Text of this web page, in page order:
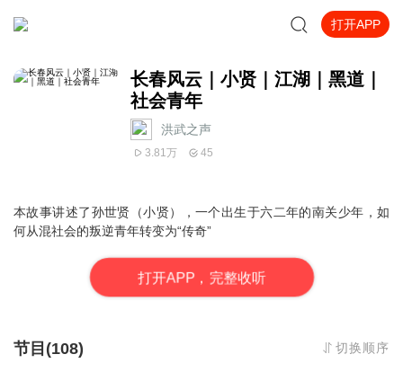
打开APP
长春风云｜小贤｜江湖｜黑道｜
社会青年
洪武之声
3.81万 45
本故事讲述了孙世贤（小贤），一个出生于六二年的南关少年，如
何从混社会的叛逆青年转变为“传奇”
打开APP，完整收听
节目(108) 切换顺序